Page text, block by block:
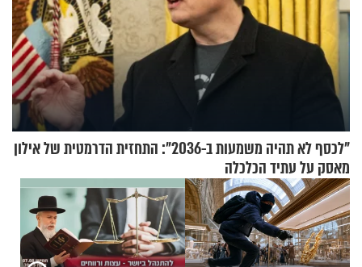
"לכסף לא תהיה משמעות ב-2036": התחזית הדרמטית של אילון
מאסק על עתיד הכלכלה